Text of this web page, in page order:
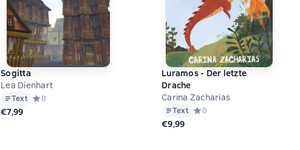
Sogitta
Lea Dienhart
Text Средний рейтинг 0 на основе 0 оценок
0
€7,99
Luramos - Der letzte
Drache
Carina Zacharias
Text Средний рейтинг 0 на
0
€9,99